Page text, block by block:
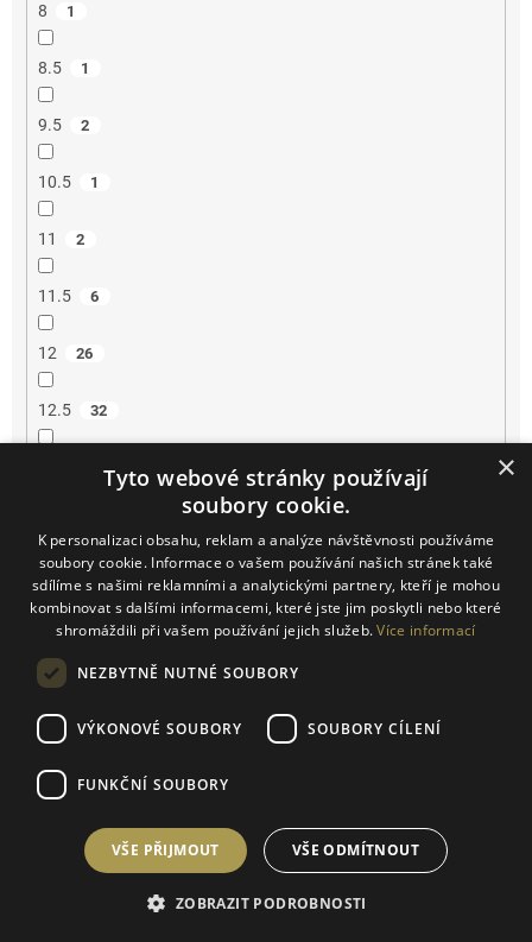
8 1
8.5 1
9.5 2
10.5 1
11 2
11.5 6
12 26
12.5 32
14 23
14.2 2
2
×
Tyto webové stránky používají
soubory cookie.
K personalizaci obsahu, reklam a analýze návštěvnosti používáme
soubory cookie. Informace o vašem používání našich stránek také
sdílíme s našimi reklamními a analytickými partnery, kteří je mohou
kombinovat s dalšími informacemi, které jste jim poskytli nebo které
shromáždili při vašem používání jejich služeb.Více informací
NEZBYTNĚ NUTNÉ SOUBORY
VÝKONOVÉ SOUBORY SOUBORY CÍLENÍ
FUNKČNÍ SOUBORY
VŠE PŘIJMOUT VŠE ODMÍTNOUT
ZOBRAZIT PODROBNOSTI